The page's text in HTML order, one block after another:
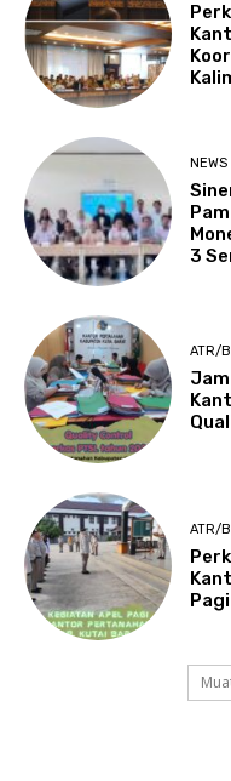
NEWS
3
ATR/
ATR/
Pagi